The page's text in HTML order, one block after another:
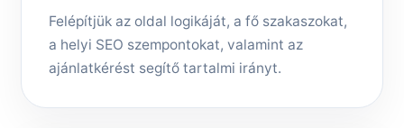
Felépítjük az oldal logikáját, a fő szakaszokat,
a helyi SEO szempontokat, valamint az
ajánlatkérést segítő tartalmi irányt.